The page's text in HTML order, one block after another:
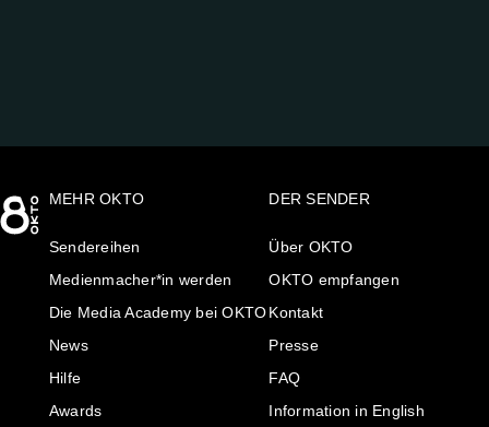
MEHR OKTO
Sendereihen
Medienmacher*in werden
Die Media Academy bei OKTO
News
Hilfe
Awards
DER SENDER
Über OKTO
OKTO empfangen
Kontakt
Presse
FAQ
Information in English